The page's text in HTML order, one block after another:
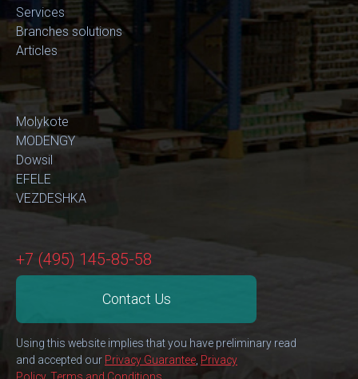
Services
Branches solutions
Articles
Molykote
MODENGY
Dowsil
EFELE
VEZDESHKA
+7 (495) 145-85-58
Contact Us
Using this website implies that you have preliminary read
and accepted our Privacy Guarantee Privacy